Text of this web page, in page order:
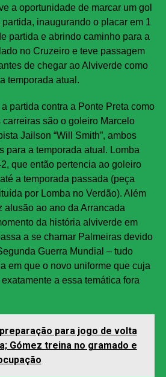
a oportunidade de marcar um gol
inaugurando o placar em 1
partida e abrindo caminho para a
no Cruzeiro e teve passagem
de chegar ao Alviverde como
temporada atual.
partida contra a Ponte Preta como
são o goleiro Marcelo
Jailson “Will Smith”, ambos
para a temporada atual. Lomba
que então pertencia ao goleiro
a temporada passada (peça
por Lomba no Verdão). Além
alusão ao ano da Arrancada
da história alviverde em
a se chamar Palmeiras devido
Guerra Mundial – tudo
em que o novo uniforme que cuja
a essa temática fora
para jogo de volta
Gómez treina no gramado e